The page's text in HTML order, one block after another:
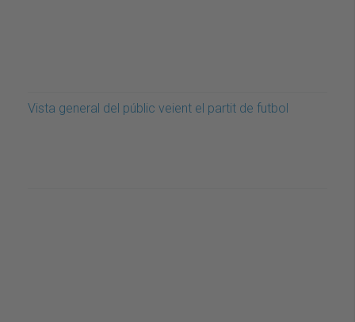
Vista general del públic veient el partit de futbol